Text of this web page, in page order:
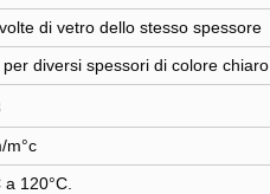
di vetro dello stesso spessore
diversi spessori di colore chiaro
m°c
120°C.